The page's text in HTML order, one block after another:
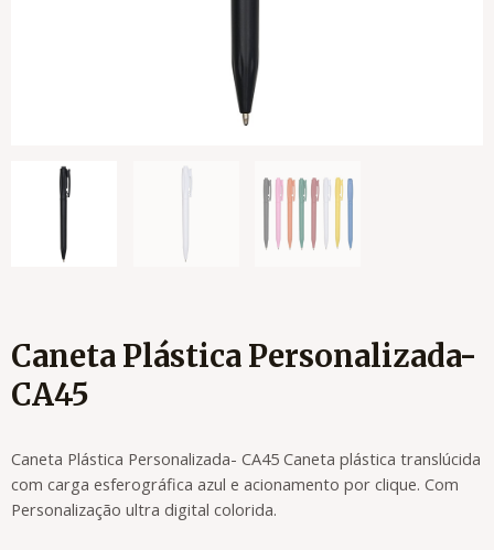
Caneta Plástica Personalizada-
CA45
Caneta Plástica Personalizada- CA45 Caneta plástica translúcida
com carga esferográfica azul e acionamento por clique. Com
Personalização ultra digital colorida.